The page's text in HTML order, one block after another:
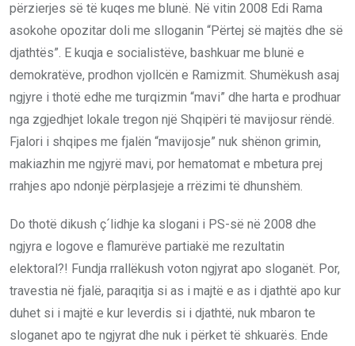
përzierjes së të kuqes me blunë. Në vitin 2008 Edi Rama
asokohe opozitar doli me slloganin “Përtej së majtës dhe së
djathtës”. E kuqja e socialistëve, bashkuar me blunë e
demokratëve, prodhon vjollcën e Ramizmit. Shumëkush asaj
ngjyre i thotë edhe me turqizmin “mavi” dhe harta e prodhuar
nga zgjedhjet lokale tregon një Shqipëri të mavijosur rëndë.
Fjalori i shqipes me fjalën “mavijosje” nuk shënon grimin,
makiazhin me ngjyrë mavi, por hematomat e mbetura prej
rrahjes apo ndonjë përplasjeje a rrëzimi të dhunshëm.
Do thotë dikush ç´lidhje ka slogani i PS-së në 2008 dhe
ngjyra e logove e flamurëve partiakë me rezultatin
elektoral?! Fundja rrallëkush voton ngjyrat apo sloganët. Por,
travestia në fjalë, paraqitja si as i majtë e as i djathtë apo kur
duhet si i majtë e kur leverdis si i djathtë, nuk mbaron te
sloganet apo te ngjyrat dhe nuk i përket të shkuarës. Ende